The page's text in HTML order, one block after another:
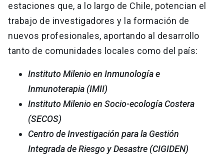
estaciones que, a lo largo de Chile, potencian el
trabajo de investigadores y la formación de
nuevos profesionales, aportando al desarrollo
tanto de comunidades locales como del país:
Instituto Milenio en Inmunología e
Inmunoterapia (IMII)
Instituto Milenio en Socio-ecología Costera
(SECOS)
Centro de Investigación para la Gestión
Integrada de Riesgo y Desastre (CIGIDEN)